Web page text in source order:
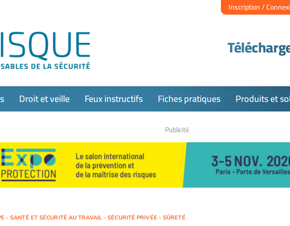
Inscription /
Droit et veille Feux instructifs Fiches pratiques Produits et
Publicité
- SANTÉ ET SÉCURITÉ AU TRAVAIL - SÉCURITÉ PRIVÉE - SÛRETÉ